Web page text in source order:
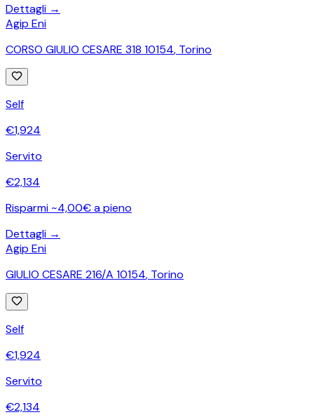
Dettagli →
Agip Eni
CORSO GIULIO CESARE 318 10154, Torino
Self
€1,924
Servito
€2,134
Risparmi ~4,00€ a pieno
Dettagli →
Agip Eni
GIULIO CESARE 216/A 10154, Torino
Self
€1,924
Servito
€2,134